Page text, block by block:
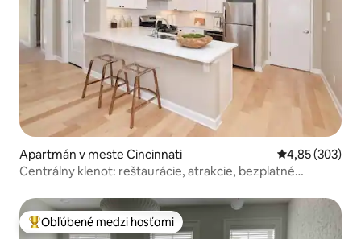
Apartmán v meste Cincinnati Priemerné
4,85 (303)
Centrálny klenot: reštaurácie, atrakcie, bezplatné
Najobľúbenejšie medzi hosťami
Obľúbené medzi hosťami